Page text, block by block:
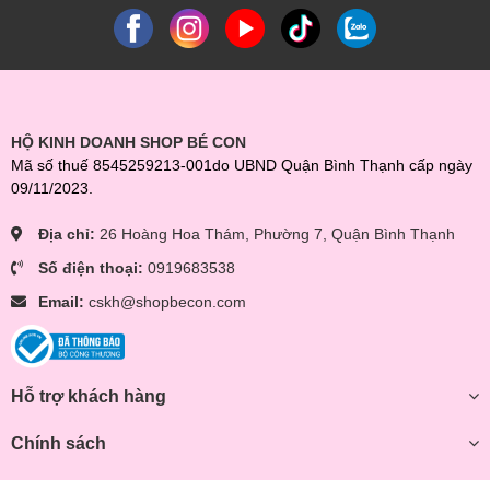
HỘ KINH DOANH SHOP BÉ CON
Mã số thuế 8545259213-001do UBND Quận Bình Thạnh cấp ngày
09/11/2023.
Địa chỉ: 26 Hoàng Hoa Thám, Phường 7, Quận Bình Thạnh
Số điện thoại: 0919683538
Email: cskh@shopbecon.com
Hỗ trợ khách hàng
Chính sách